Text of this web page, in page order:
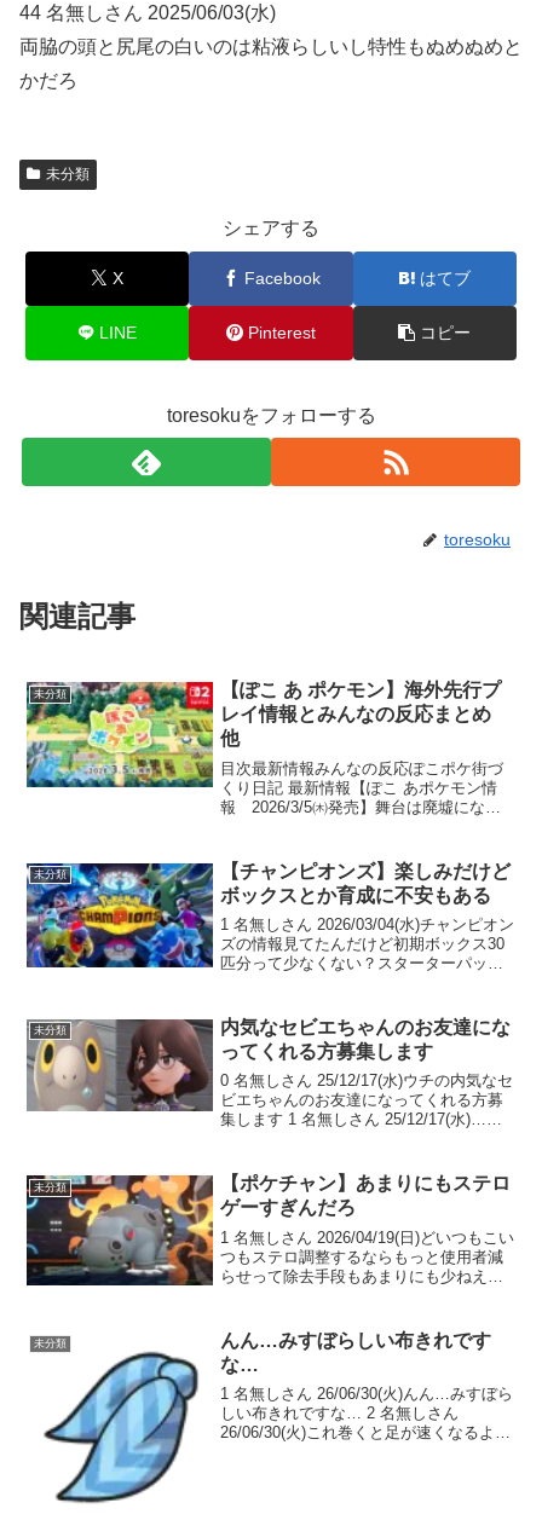
44 名無しさん 2025/06/03(水)
両脇の頭と尻尾の白いのは粘液らしいし特性もぬめぬめと
かだろ
未分類
シェアする
X Facebook はてブ
LINE Pinterest コピー
toresokuをフォローする
toresoku
関連記事
未分類
【ぽこ あ ポケモン】海外先行プ
レイ情報とみんなの反応まとめ
他
目次最新情報みんなの反応ぽこポケ街づ
くり日記 最新情報【ぽこ あポケモン情
報 2026/3/5㈭発売】舞台は廃墟になっ
物語メインは「バトルではなく会話」
「エンドロールを...
未分類
【チャンピオンズ】楽しみだけど
ボックスとか育成に不安もある
1 名無しさん 2026/03/04(水)チャンピオン
ズの情報見てたんだけど初期ボックス30
匹分って少なくない？スターターパック
ス圧迫するから下手したら逃がされか
ね...
未分類
内気なセビエちゃんのお友達にな
ってくれる方募集します
0 名無しさん 25/12/17(水)ウチの内気なセ
ビエちゃんのお友達になってくれる方募
集します 1 名無しさん 25/12/17(水)…
プリート！ ...
未分類
【ポケチャン】あまりにもステロ
ゲーすぎんだろ
1 名無しさん 2026/04/19(日)どいつもこい
つもステロ調整するならもっと使用者減
らせって除去手段もあまりにも少ねえわ
使って...
未分類
んん…みすぼらしい布きれです
な…
1 名無しさん 26/06/30(火)んん…みすぼら
しい布きれですな… 2 名無しさん
26/06/30(火)これ巻くと足が速くなるよ 3